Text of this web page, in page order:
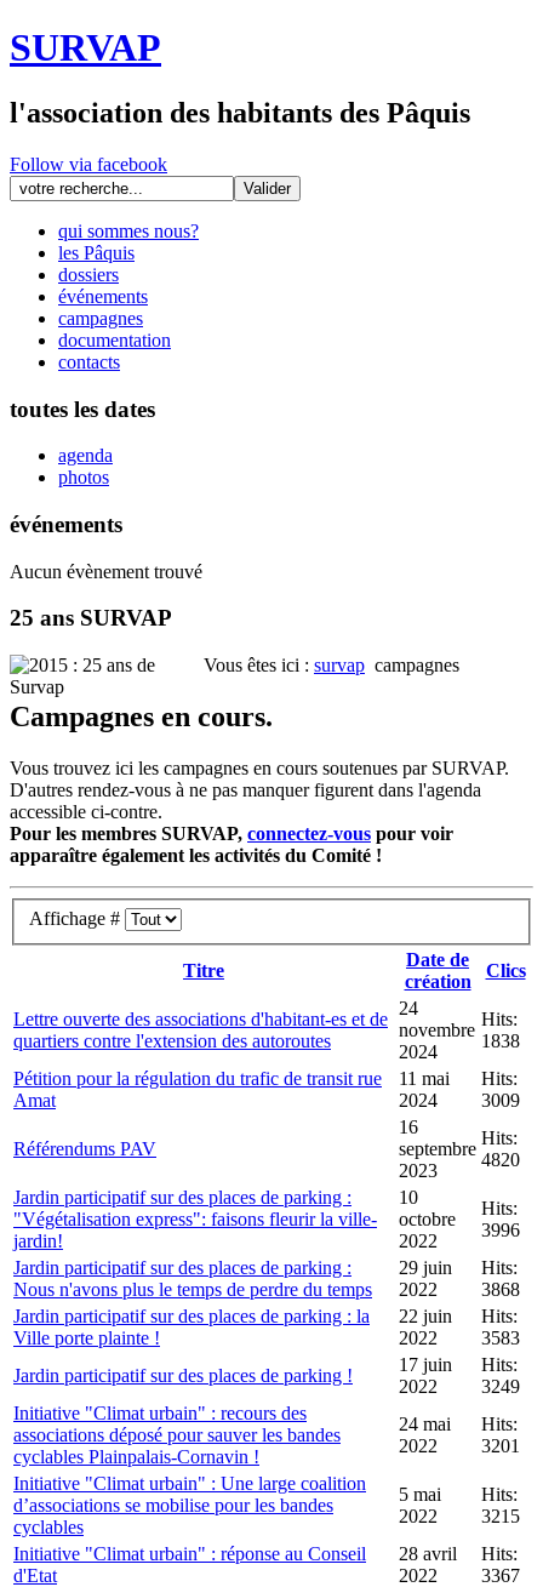
SURVAP
l'association des habitants des Pâquis
Follow via facebook
qui sommes nous?
les Pâquis
dossiers
événements
campagnes
documentation
contacts
toutes les dates
agenda
photos
événements
Aucun évènement trouvé
25 ans SURVAP
Vous êtes ici : survap campagnes
Campagnes en cours.
Vous trouvez ici les campagnes en cours soutenues par SURVAP.
D'autres rendez-vous à ne pas manquer figurent dans l'agenda
accessible ci-contre.
Pour les membres SURVAP, connectez-vous pour voir
apparaître également les activités du Comité !
Affichage #
Titre
Date de
création
Clics
Lettre ouverte des associations d'habitant-es et de
quartiers contre l'extension des autoroutes
24
novembre
2024
Hits:
1838
Pétition pour la régulation du trafic de transit rue
Amat
11 mai
2024
Hits:
3009
Référendums PAV
16
septembre
2023
Hits:
4820
Jardin participatif sur des places de parking :
"Végétalisation express": faisons fleurir la ville-
jardin!
10
octobre
2022
Hits:
3996
Jardin participatif sur des places de parking :
Nous n'avons plus le temps de perdre du temps
29 juin
2022
Hits:
3868
Jardin participatif sur des places de parking : la
Ville porte plainte !
22 juin
2022
Hits:
3583
Jardin participatif sur des places de parking !
17 juin
2022
Hits:
3249
Initiative "Climat urbain" : recours des
associations déposé pour sauver les bandes
cyclables Plainpalais-Cornavin !
24 mai
2022
Hits:
3201
Initiative "Climat urbain" : Une large coalition
d’associations se mobilise pour les bandes
cyclables
5 mai
2022
Hits:
3215
Initiative "Climat urbain" : réponse au Conseil
d'Etat
28 avril
2022
Hits:
3367